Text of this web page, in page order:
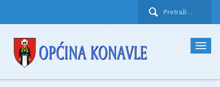
Pretraži: